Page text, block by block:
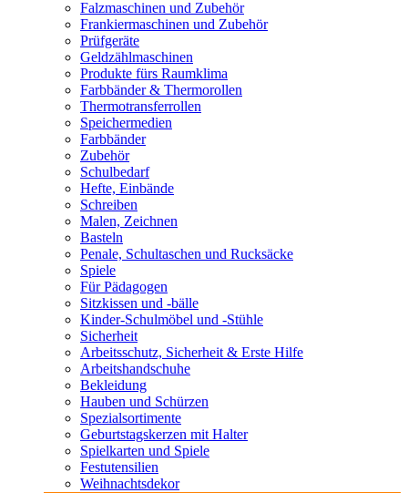
Falzmaschinen und Zubehör
Frankiermaschinen und Zubehör
Prüfgeräte
Geldzählmaschinen
Produkte fürs Raumklima
Farbbänder & Thermorollen
Thermotransferrollen
Speichermedien
Farbbänder
Zubehör
Schulbedarf
Hefte, Einbände
Schreiben
Malen, Zeichnen
Basteln
Penale, Schultaschen und Rucksäcke
Spiele
Für Pädagogen
Sitzkissen und -bälle
Kinder-Schulmöbel und -Stühle
Sicherheit
Arbeitsschutz, Sicherheit & Erste Hilfe
Arbeitshandschuhe
Bekleidung
Hauben und Schürzen
Spezialsortimente
Geburtstagskerzen mit Halter
Spielkarten und Spiele
Festutensilien
Weihnachtsdekor